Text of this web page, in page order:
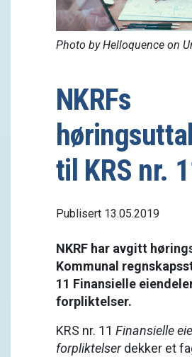
Photo by Helloquence on
NKRFs
til KRS nr.
Publisert 13.05.2019
NKRF har avgitt
Kommunal
11 Finansielle
forpliktelser.
KRS nr. 11 Finansielle
forpliktelserdekker et